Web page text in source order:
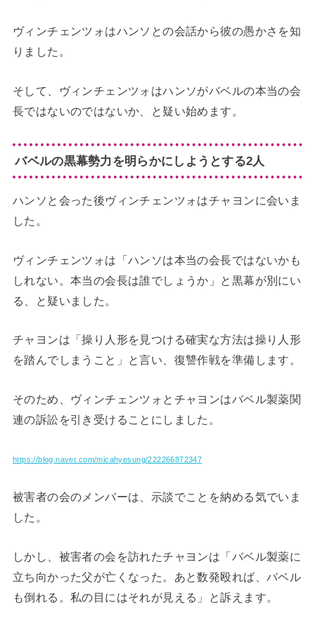
ヴィンチェンツォはハンソとの会話から彼の愚かさを知
りました。
そして、ヴィンチェンツォはハンソがバベルの本当の会
長ではないのではないか、と疑い始めます。
バベルの黒幕勢力を明らかにしようとする2人
ハンソと会った後ヴィンチェンツォはチャヨンに会いま
した。
ヴィンチェンツォは「ハンソは本当の会長ではないかも
しれない。本当の会長は誰でしょうか」と黒幕が別にい
る、と疑いました。
チャヨンは「操り人形を見つける確実な方法は操り人形
を踏んでしまうこと」と言い、復讐作戦を準備します。
そのため、ヴィンチェンツォとチャヨンはバベル製薬関
連の訴訟を引き受けることにしました。
https://blog.naver.com/micahyesung/222266872347
被害者の会のメンバーは、示談でことを納める気でいま
した。
しかし、被害者の会を訪れたチャヨンは「バベル製薬に
立ち向かった父が亡くなった。あと数発殴れば、バベル
も倒れる。私の目にはそれが見える」と訴えます。